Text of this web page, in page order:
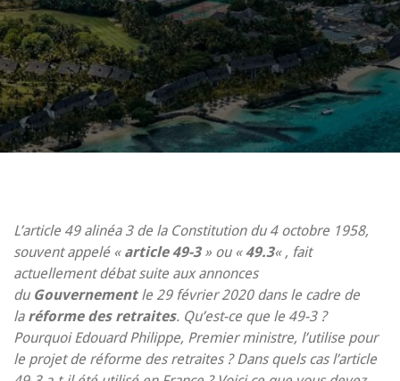
L’article 49 alinéa 3 de la Constitution du 4 octobre 1958,
souvent appelé « article 49-3» ou «49.3« , fait
actuellement débat suite aux annonces
du Gouvernementle 29 février 2020 dans le cadre de
la réforme des retraites. Qu’est-ce que le 49-3 ?
Pourquoi Edouard Philippe, Premier ministre, l’utilise pour
le projet de réforme des retraites ? Dans quels cas l’article